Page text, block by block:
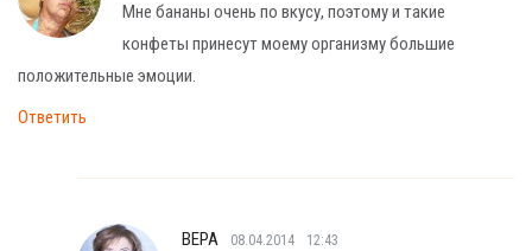
Мне бананы очень по вкусу, поэтому и такие
конфеты принесут моему организму большие
положительные эмоции.
Ответить
ВЕРА 08.04.2014 12:43